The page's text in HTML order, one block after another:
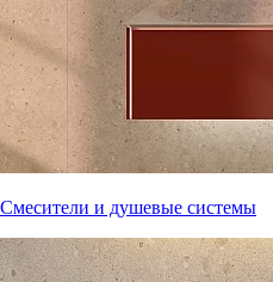
Смесители и душевые системы